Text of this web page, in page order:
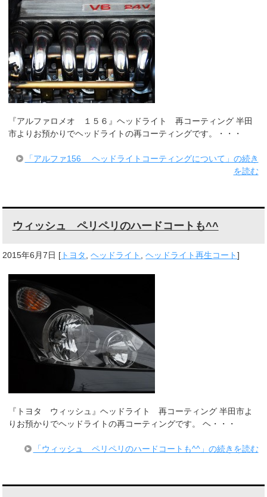
『アルファロメオ １５６』ヘッドライト 再コーティング 半田
市よりお預かりでヘッドライトの再コーティングです。・・・
「アルファ156 ヘッドライトコーティングについて」の続き
を読む
ウィッシュ ペリペリのハードコートも^^
2015年6月7日 [ トヨタ,ヘッドライト ,ヘッドライト再生コート]
『トヨタ ウィッシュ』ヘッドライト 再コーティング 半田市よ
りお預かりでヘッドライトの再コーティングです。 ヘ・・・
「ウィッシュ ペリペリのハードコートも^^」の続きを読む